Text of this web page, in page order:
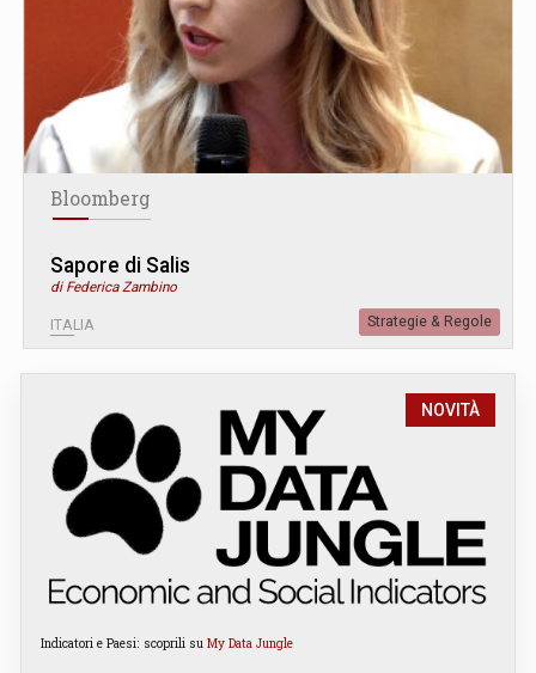
Bloomberg
Sapore di Salis
di Federica Zambino
ITALIA Strategie & Regole
NOVITÀ
Indicatori e Paesi: scoprili su My Data Jungle